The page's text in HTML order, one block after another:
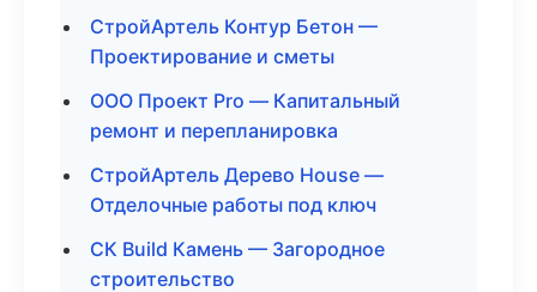
СтройАртель Контур Бетон —
Проектирование и сметы
ООО Проект Pro — Капитальный
ремонт и перепланировка
СтройАртель Дерево House —
Отделочные работы под ключ
СК Build Камень — Загородное
строительство